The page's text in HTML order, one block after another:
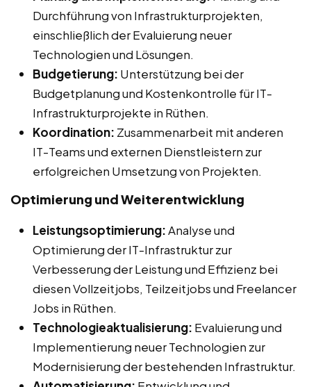
Durchführung von Infrastrukturprojekten,
einschließlich der Evaluierung neuer
Technologien und Lösungen.
Budgetierung: Unterstützung bei der
Budgetplanung und Kostenkontrolle für IT-
Infrastrukturprojekte in Rüthen.
Koordination: Zusammenarbeit mit anderen
IT-Teams und externen Dienstleistern zur
erfolgreichen Umsetzung von Projekten.
Optimierung und Weiterentwicklung
Leistungsoptimierung:Analyse und
Optimierung der IT-Infrastruktur zur
Verbesserung der Leistung und Effizienz bei
diesen Vollzeitjobs, Teilzeitjobs und Freelancer
Jobs in Rüthen.
Technologieaktualisierung: Evaluierung und
Implementierung neuer Technologien zur
Modernisierung der bestehenden Infrastruktur.